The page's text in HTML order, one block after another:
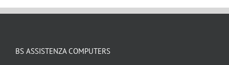
BS ASSISTENZA COMPUTERS